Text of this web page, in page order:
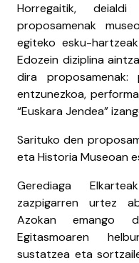
Horregaitik,
proposamenak
egiteko esku-
Edozein diziplina
dira proposamenak:
entzunezkoa,
“Euskara Jendea”
Sarituko den
eta Historia Museoan
Gerediaga
zazpigarren urtez
Azokan emango
Egitasmoaren
sustatzea eta